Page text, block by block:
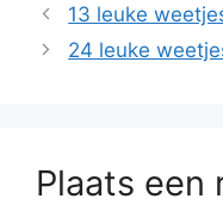
13 leuke
24 leuke
Plaats een